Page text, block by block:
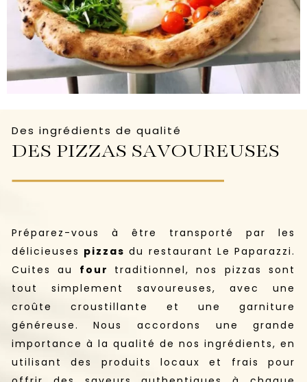
Des ingrédients de qualité
DES PIZZAS SAVOUREUSES
Préparez-vous à être transporté par les
délicieuses pizzas du restaurant Le Paparazzi.
Cuites au
four traditionnel, nos pizzas sont
tout simplement savoureuses, avec une
croûte croustillante et une garniture
généreuse. Nous accordons une grande
importance à la qualité de nos ingrédients, en
utilisant des produits locaux et frais pour